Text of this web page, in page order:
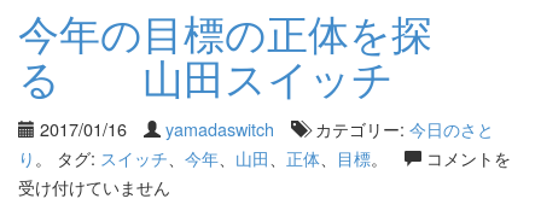
今年の目標の正体を探
る 山田スイッチ
2017/01/16 yamadaswitch カテゴリー: 今日のさと
り 。 タグ: スイッチ 今年 山田 正体 目標。
コメントを
受け付けていません